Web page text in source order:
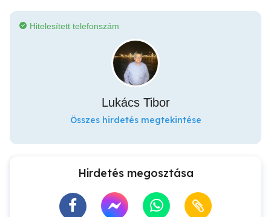
Hitelesített telefonszám
Lukács Tibor
Összes hirdetés megtekintése
Hirdetés megosztása